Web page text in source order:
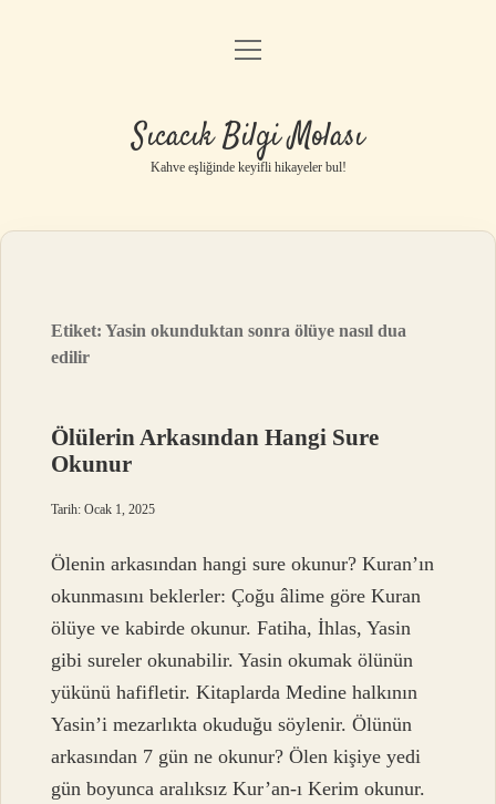
Anasayfa
Yasal Uyarı
menüyü
Sıcacık Bilgi Molası
Kahve eşliğinde keyifli hikayeler bul!
Etiket:Yasin okunduktan sonra ölüye nasıl dua
edilir
Ölülerin Arkasından Hangi Sure
Okunur
Tarih: Ocak 1, 2025
Ölenin arkasından hangi sure okunur? Kuran’ın
okunmasını beklerler: Çoğu âlime göre Kuran
ölüye ve kabirde okunur. Fatiha, İhlas, Yasin
gibi sureler okunabilir. Yasin okumak ölünün
yükünü hafifletir. Kitaplarda Medine halkının
Yasin’i mezarlıkta okuduğu söylenir. Ölünün
arkasından 7 gün ne okunur? Ölen kişiye yedi
gün boyunca aralıksız Kur’an-ı Kerim okunur.